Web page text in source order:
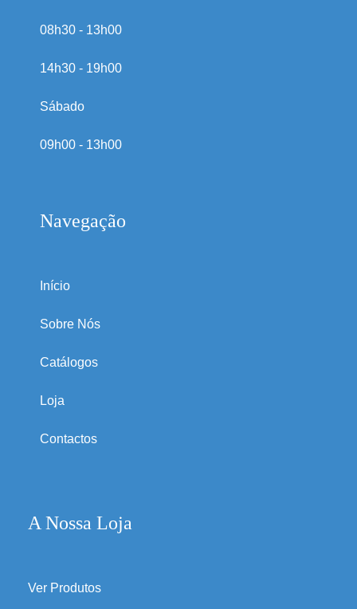
08h30 - 13h00
14h30 - 19h00
Sábado
09h00 - 13h00
Navegação
Início
Sobre Nós
Catálogos
Loja
Contactos
A Nossa Loja
Ver Produtos